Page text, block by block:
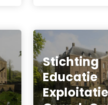
Stichting
Educatie
Exploitatie